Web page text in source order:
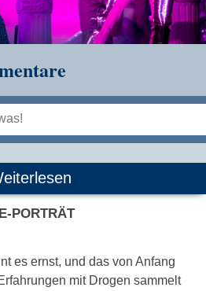
PORTRÄT
es ernst, und das von Anfang
mit Drogen sammelt